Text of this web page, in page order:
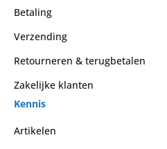
Betaling
Verzending
Retourneren & terugbetalen
Zakelijke klanten
Kennis
Artikelen